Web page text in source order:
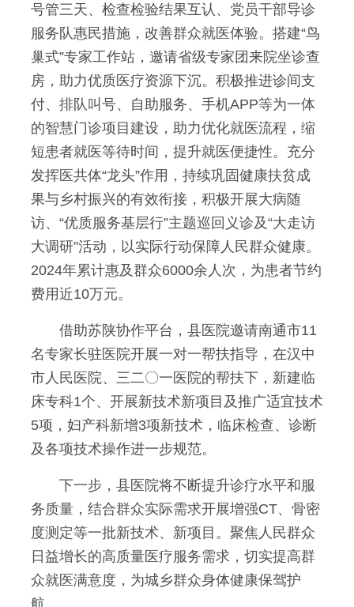
号管三天、检查检验结果互认、党员干部导诊
服务队惠民措施，改善群众就医体验。搭建“鸟
巢式”专家工作站，邀请省级专家团来院坐诊查
房，助力优质医疗资源下沉。积极推进诊间支
付、排队叫号、自助服务、手机APP等为一体
的智慧门诊项目建设，助力优化就医流程，缩
短患者就医等待时间，提升就医便捷性。充分
发挥医共体“龙头”作用，持续巩固健康扶贫成
果与乡村振兴的有效衔接，积极开展大病随
访、“优质服务基层行”主题巡回义诊及“大走访
大调研”活动，以实际行动保障人民群众健康。
2024年累计惠及群众6000余人次，为患者节约
费用近10万元。
借助苏陕协作平台，县医院邀请南通市11
名专家长驻医院开展一对一帮扶指导，在汉中
市人民医院、三二〇一医院的帮扶下，新建临
床专科1个、开展新技术新项目及推广适宜技术
5项，妇产科新增3项新技术，临床检查、诊断
及各项技术操作进一步规范。
下一步，县医院将不断提升诊疗水平和服
务质量，结合群众实际需求开展增强CT、骨密
度测定等一批新技术、新项目。聚焦人民群众
日益增长的高质量医疗服务需求，切实提高群
众就医满意度，为城乡群众身体健康保驾护
航。